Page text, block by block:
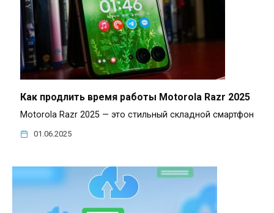
Как продлить время работы Motorola Razr 2025
Motorola Razr 2025 — это стильный складной смартфон
01.06.2025